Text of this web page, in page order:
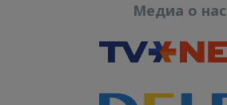
Медиа о нас